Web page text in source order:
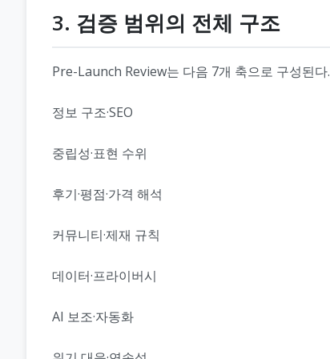
3. 검증 범위의 전체 구조
Pre-Launch Review는 다음 7개 축으로 구성된다.
정보 구조·SEO
중립성·표현 수위
후기·평점·가격 해석
커뮤니티·제재 규칙
데이터·프라이버시
AI 보조·자동화